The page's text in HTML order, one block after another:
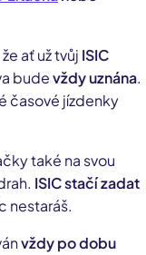
ať už tvůj ISIC
budevždy uznána.
časové jízdenky
také na svou
ISIC stačí zadat
nestaráš.
vždy po dobu